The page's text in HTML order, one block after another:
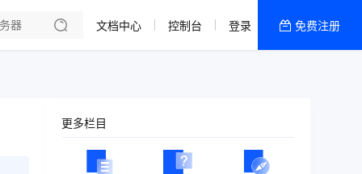
文档中心 控制台 登录 免费注册
更多栏目